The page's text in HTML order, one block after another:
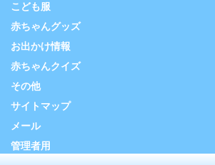
こども服
赤ちゃんグッズ
お出かけ情報
赤ちゃんクイズ
その他
サイトマップ
メール
管理者用